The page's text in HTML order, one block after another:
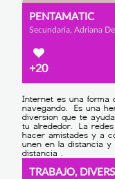
PENTAMATIC
Secundaria, Adriana
+20
TRABAJO,